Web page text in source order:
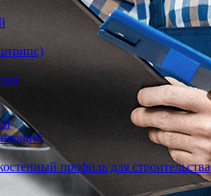
профиль для строительства